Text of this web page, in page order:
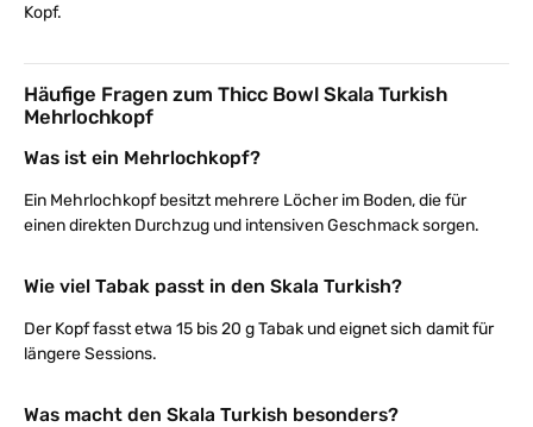
Kopf.
Häufige Fragen zum Thicc Bowl Skala Turkish
Mehrlochkopf
Was ist ein Mehrlochkopf?
Ein Mehrlochkopf besitzt mehrere Löcher im Boden, die für
einen direkten Durchzug und intensiven Geschmack sorgen.
Wie viel Tabak passt in den Skala Turkish?
Der Kopf fasst etwa 15 bis 20 g Tabak und eignet sich damit für
längere Sessions.
Was macht den Skala Turkish besonders?